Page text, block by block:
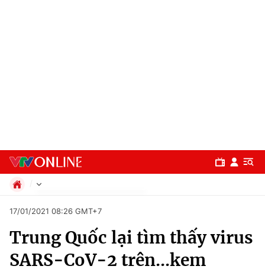
Chuyên mục
Chính trị
Xã hội
Pháp luật
Kinh tế
Thể thao
17/01/2021 08:26 GMT+7
Trung Quốc lại tìm thấy virus
SARS-CoV-2 trên...kem